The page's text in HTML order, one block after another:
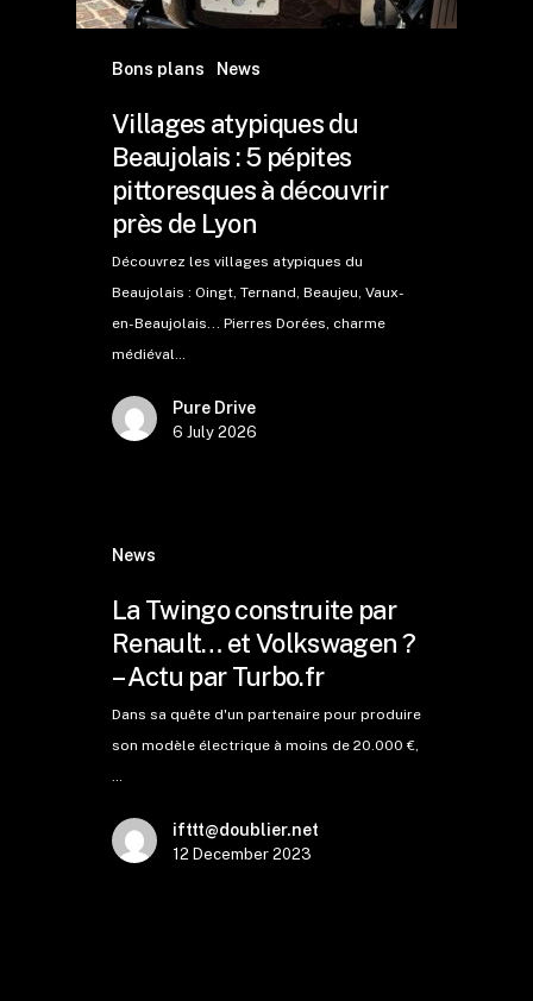
Bons plans News
Villages atypiques du
Beaujolais : 5 pépites
pittoresques à découvrir
près de Lyon
Découvrez les villages atypiques du
Beaujolais : Oingt, Ternand, Beaujeu, Vaux-
en-Beaujolais... Pierres Dorées, charme
médiéval…
Pure Drive
6 July 2026
News
La Twingo construite par
Renault… et Volkswagen ?
– Actu par Turbo.fr
Dans sa quête d'un partenaire pour produire
son modèle électrique à moins de 20.000 €,
…
ifttt@doublier.net
12 December 2023